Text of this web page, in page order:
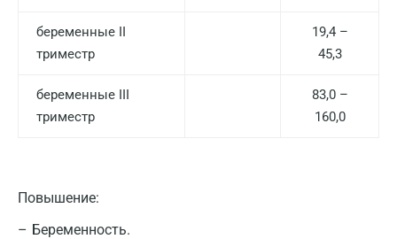
беременные II
триместр
19,4 –
45,3
беременные III
триместр
83,0 –
160,0
Повышение:
Беременность.
Санкт-Петербург
Нижний Новгород
Казань
Апрелевка
Армавир